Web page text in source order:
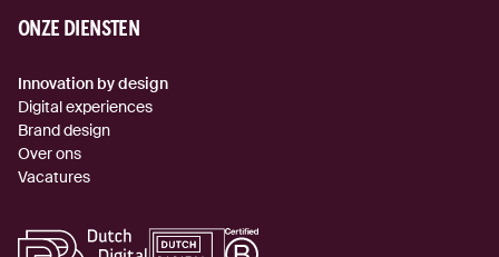
ONZE DIENSTEN
Innovation by design
Digital experiences
Brand design
Over ons
Vacatures